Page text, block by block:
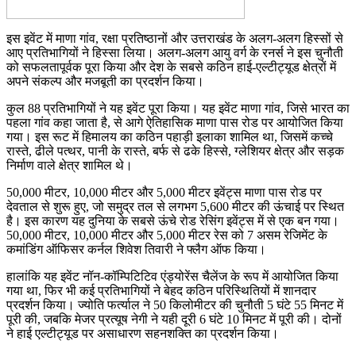
इस इवेंट में माणा गांव, रक्षा प्रतिष्ठानों और उत्तराखंड के अलग-अलग हिस्सों से
आए प्रतिभागियों ने हिस्सा लिया। अलग-अलग आयु वर्ग के रनर्स ने इस चुनौती
को सफलतापूर्वक पूरा किया और देश के सबसे कठिन हाई-एल्टीट्यूड क्षेत्रों में
अपने संकल्प और मजबूती का प्रदर्शन किया।
कुल 88 प्रतिभागियों ने यह इवेंट पूरा किया। यह इवेंट माणा गांव, जिसे भारत का
पहला गांव कहा जाता है, से आगे ऐतिहासिक माणा पास रोड पर आयोजित किया
गया। इस रूट में हिमालय का कठिन पहाड़ी इलाका शामिल था, जिसमें कच्चे
रास्ते, ढीले पत्थर, पानी के रास्ते, बर्फ से ढके हिस्से, ग्लेशियर क्षेत्र और सड़क
निर्माण वाले क्षेत्र शामिल थे।
50,000 मीटर, 10,000 मीटर और 5,000 मीटर इवेंट्स माणा पास रोड पर
देवताल से शुरू हुए, जो समुद्र तल से लगभग 5,600 मीटर की ऊंचाई पर स्थित
है। इस कारण यह दुनिया के सबसे ऊंचे रोड रेसिंग इवेंट्स में से एक बन गया।
50,000 मीटर, 10,000 मीटर और 5,000 मीटर रेस को 7 असम रेजिमेंट के
कमांडिंग ऑफिसर कर्नल शिवेश तिवारी ने फ्लैग ऑफ किया।
हालांकि यह इवेंट नॉन-कॉम्पिटिटिव एंड्योरेंस चैलेंज के रूप में आयोजित किया
गया था, फिर भी कई प्रतिभागियों ने बेहद कठिन परिस्थितियों में शानदार
प्रदर्शन किया। ज्योति फर्त्याल ने 50 किलोमीटर की चुनौती 5 घंटे 55 मिनट में
पूरी की, जबकि मेजर प्रत्यूष नेगी ने यही दूरी 6 घंटे 10 मिनट में पूरी की। दोनों
ने हाई एल्टीट्यूड पर असाधारण सहनशक्ति का प्रदर्शन किया।